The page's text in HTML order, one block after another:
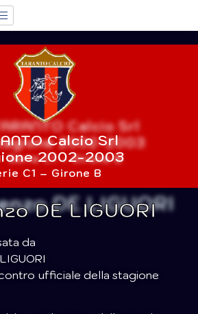
Calcio Srl
2002-2003
C1 – Girone B
DE LIGUORI
da
ufficiale della stagione